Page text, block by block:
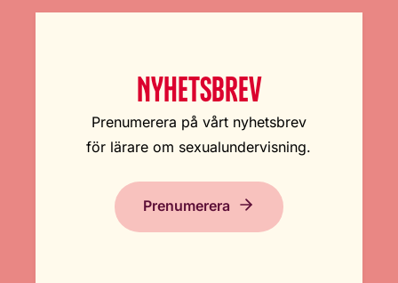
NYHETSBREV
Prenumerera på vårt nyhetsbrev
för lärare om sexualundervisning.
Prenumerera